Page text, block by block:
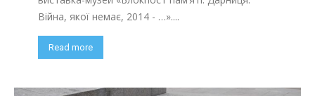
Війна, якої немає, 2014 - …»....
Read more